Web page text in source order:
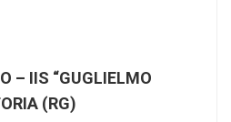
– IIS “GUGLIELMO
(RG)